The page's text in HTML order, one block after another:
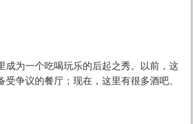
成为一个吃喝玩乐的后起之秀。以前，这
争议的餐厅；现在，这里有很多酒吧、